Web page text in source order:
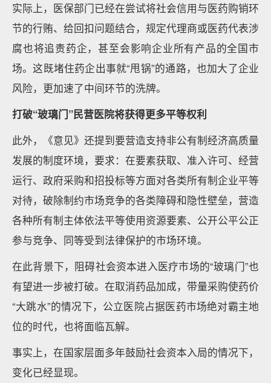
实际上，医保部门已经在尝试将社会信用与医药购销环
节的行贿、给回扣问题结合，规定代理商或医药代表涉
腐也将追责药企，甚至会影响企业所有产品的全国市
场。这既堵住药企出事就“甩锅”的通路，也加大了企业
风险，更加速了中间环节的洗牌。
打破“玻璃门”民营医院将获得更多平等权利
此外，《意见》还提到要营造支持非公有制经济高质量
发展的制度环境，要求：在要素获取、准入许可、经营
运行、政府采购和招投标等方面对各类所有制企业平等
对待，破除制约市场竞争的各类障碍和隐性壁垒，营造
各种所有制主体依法平等使用资源要素、公开公平公正
参与竞争、同等受到法律保护的市场环境。
在此背景下，阻碍社会资本进入医疗市场的“玻璃门”也
有望进一步被打破。在取消药品加成，带量采购使药价
“大跳水”的情况下，公立医院占据医药市场绝对霸主地
位的时代，也将面临瓦解。
事实上，在国家层面多年鼓励社会资本入局的情况下，
变化已经显现。